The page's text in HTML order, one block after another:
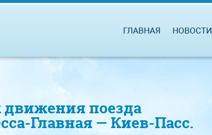
ГЛАВНАЯ НОВОСТИ
движения поезда
Главная — Киев-Пасс.